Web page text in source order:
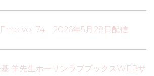
vol.74 2026年5月28日配信
羊先生ホーリンラブブックスWEBサ